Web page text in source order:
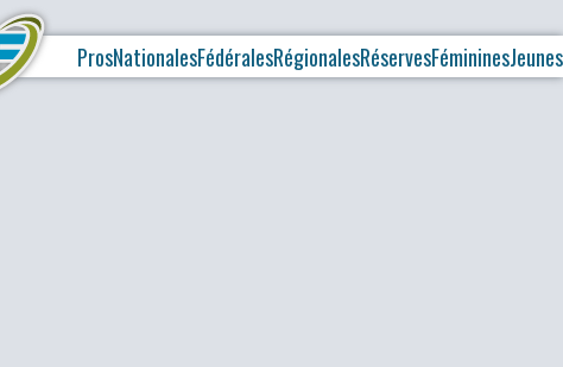
ProsNationalesFédéralesRégionalesRéservesFémininesJeunes